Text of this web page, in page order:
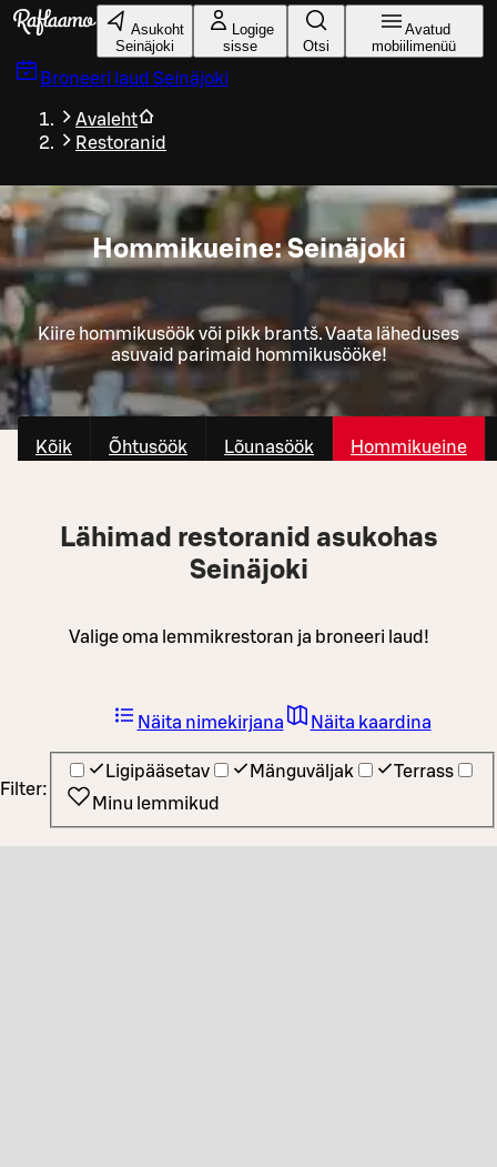
Liigu peamise sisu juurde
Asukoht
Seinäjoki
Logige
sisse
Otsi
Avatud
mobiilimenüü
Broneeri laud Seinäjoki
Avaleht
Restoranid
Hommikueine: Seinäjoki
Kiire hommikusöök või pikk brantš. Vaata läheduses
asuvaid parimaid hommikusööke!
Kõik Õhtusöök Lõunasöök Hommikueine
Lähimad restoranid asukohas
Seinäjoki
Valige oma lemmikrestoran ja broneeri laud!
Filter:
Ligipääsetav Mänguväljak
Terrass
Minu lemmikud
Näita nimekirjana Näita kaardina